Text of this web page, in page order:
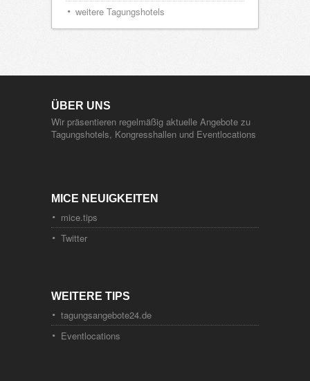
weitere Tagungshotels
ÜBER UNS
Wir präsentieren regelmäßig aktuelle Angebote zu
Tagungshotels, Kongresshallen und Eventlocations
MICE NEUIGKEITEN
mice.tips
Twitter
WEITERE TIPS
tagungsangebote24.de
Eventlocations